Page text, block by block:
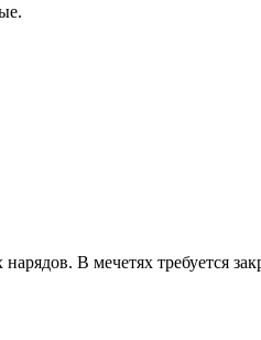
В мечетях требуется